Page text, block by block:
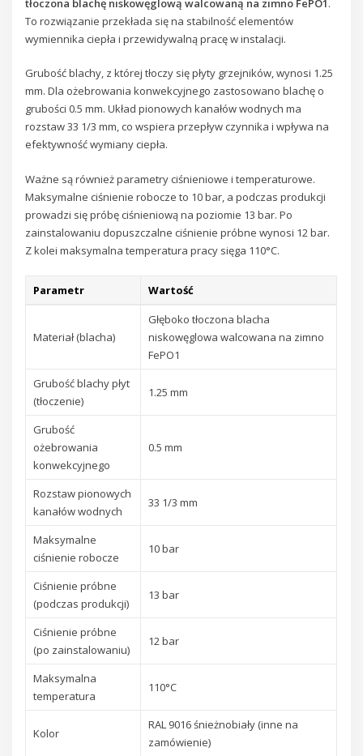
tłoczona blachę niskowęglową walcowaną na zimno FePO1 .
To rozwiązanie przekłada się na stabilność elementów
wymiennika ciepła i przewidywalną pracę w instalacji.
Grubość blachy, z której tłoczy się płyty grzejników, wynosi 1.25
mm. Dla ożebrowania konwekcyjnego zastosowano blachę o
grubości 0.5 mm. Układ pionowych kanałów wodnych ma
rozstaw 33 1/3 mm, co wspiera przepływ czynnika i wpływa na
efektywność wymiany ciepła.
Ważne są również parametry ciśnieniowe i temperaturowe.
Maksymalne ciśnienie robocze to 10 bar, a podczas produkcji
prowadzi się próbę ciśnieniową na poziomie 13 bar. Po
zainstalowaniu dopuszczalne ciśnienie próbne wynosi 12 bar.
Z kolei maksymalna temperatura pracy sięga 110°C.
Parametr Wartość
Materiał (blacha)
Głęboko tłoczona blacha
niskowęglowa walcowana na zimno
FePO1
Grubość blachy płyt
(tłoczenie)
1.25 mm
Grubość
ożebrowania
konwekcyjnego
0.5 mm
Rozstaw pionowych
kanałów wodnych
33 1/3 mm
Maksymalne
ciśnienie robocze
10 bar
Ciśnienie próbne
(podczas produkcji)
13 bar
Ciśnienie próbne
(po zainstalowaniu)
12 bar
Maksymalna
temperatura
110°C
Kolor
RAL 9016 śnieżnobiały (inne na
zamówienie)